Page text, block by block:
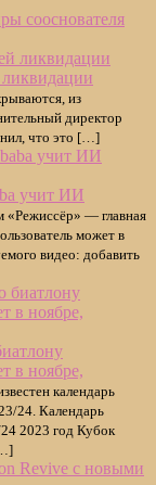
сооснователя
ликвидации
из
директор
что это […]
учит ИИ
«Режиссёр» — главная
может в
видео: добавить
в ноябре,
календарь
24. Календарь
2023 год Кубок